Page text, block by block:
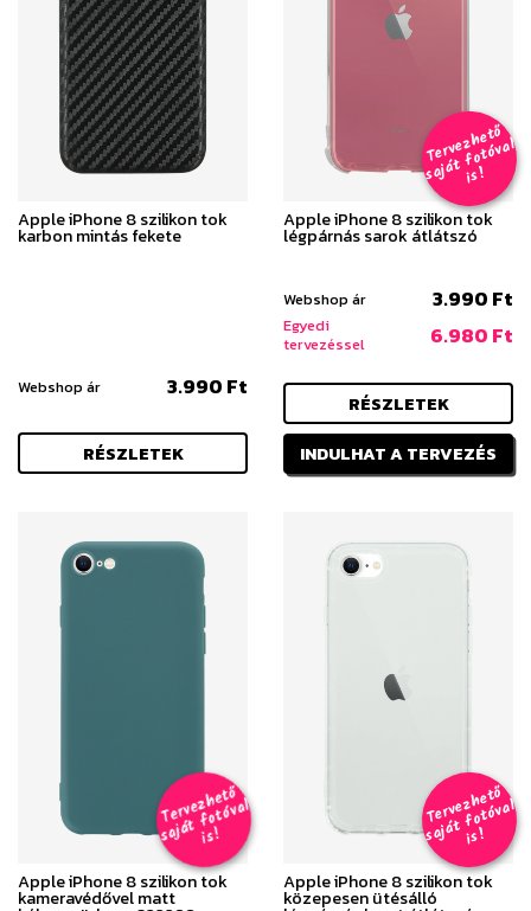
Apple iPhone 8 szilikon tok
karbon mintás fekete
Webshop ár 3.990 Ft
RÉSZLETEK
T
er
v
e
z
h
e
t
ő
s
aj
á
t
f
o
t
ó
v
al
i
s
!
Apple iPhone 8 szilikon tok
légpárnás sarok átlátszó
Webshop ár 3.990 Ft
Egyedi
tervezéssel
6.980 Ft
RÉSZLETEK
INDULHAT A TERVEZÉS
T
er
v
e
z
h
e
t
ő
s
aj
á
t
f
o
t
ó
v
al
i
s
!
Apple iPhone 8 szilikon tok
kameravédővel matt
T
er
v
e
z
h
e
t
ő
s
aj
á
t
f
o
t
ó
v
al
i
s
!
Apple iPhone 8 szilikon tok
közepesen ütésálló